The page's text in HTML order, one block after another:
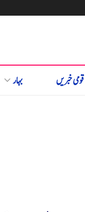
قومی خبریں بہار